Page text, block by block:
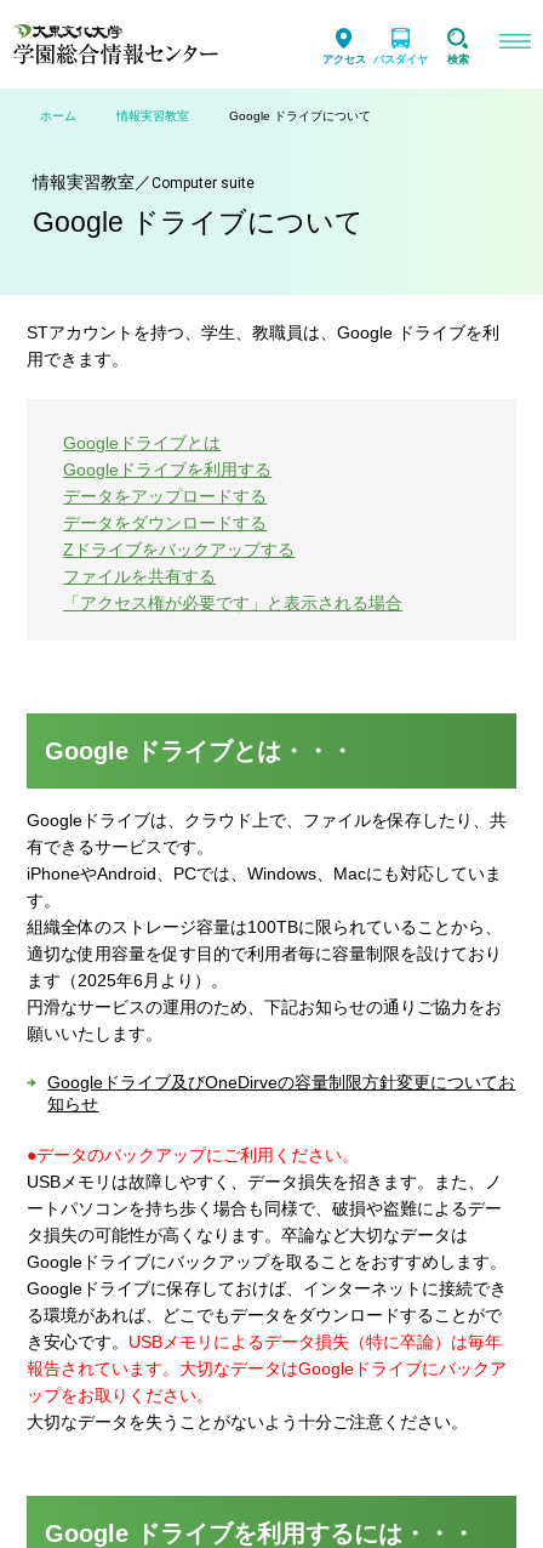
アクセス バスダイヤ 検索
ホーム 情報実習教室 Google ドライブについて
情報実習教室 ／Computer suite
Google ドライブについて
STアカウントを持つ、学生、教職員は、Google ドライブを利
用できます。
Googleドライブとは
Googleドライブを利用する
データをアップロードする
データをダウンロードする
Zドライブをバックアップする
ファイルを共有する
「アクセス権が必要です」と表示される場合
Google ドライブとは・・・
Googleドライブは、クラウド上で、ファイルを保存したり、共
有できるサービスです。
iPhoneやAndroid、PCでは、Windows、Macにも対応していま
す。
組織全体のストレージ容量は100TBに限られていることから、
適切な使用容量を促す目的で利用者毎に容量制限を設けており
ます（2025年6月より）。
円滑なサービスの運用のため、下記お知らせの通りご協力をお
願いいたします。
Googleドライブ及びOneDirveの容量制限方針変更についてお
知らせ
●データのバックアップにご利用ください。
USBメモリは故障しやすく、データ損失を招きます。また、ノ
ートパソコンを持ち歩く場合も同様で、破損や盗難によるデー
タ損失の可能性が高くなります。卒論など大切なデータは
Googleドライブにバックアップを取ることをおすすめします。
Googleドライブに保存しておけば、インターネットに接続でき
る環境があれば、どこでもデータをダウンロードすることがで
き安心です。 USBメモリによるデータ損失（特に卒論）は毎年
報告されています。大切なデータはGoogleドライブにバックア
ップをお取りください。
大切なデータを失うことがないよう十分ご注意ください。
Google ドライブを利用するには・・・